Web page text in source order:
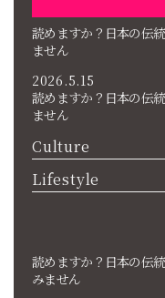
読めますか？日本の伝
ません
2026.5.15
読めますか？日本の伝
ません
Culture
Lifestyle
読めますか？日本の伝
みません